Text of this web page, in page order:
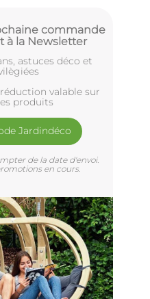
commande
à la Newsletter
astuces déco et
valable sur
produits
Jardindéco
de la date d'envoi.
en cours.